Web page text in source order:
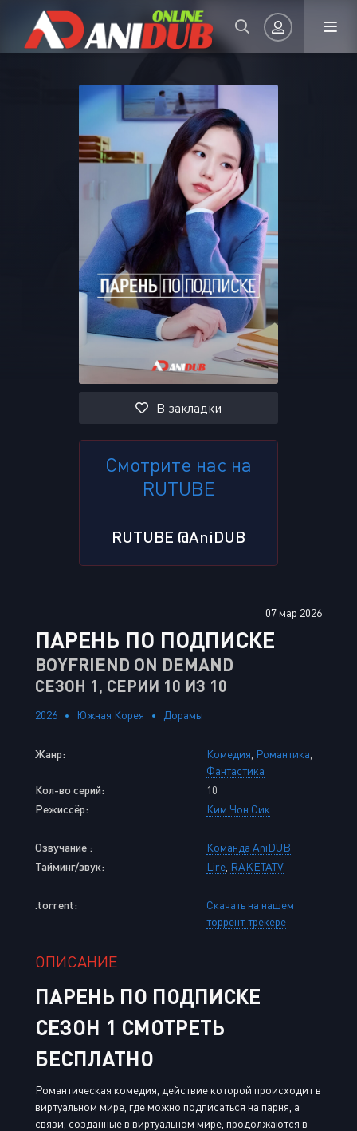
Авторизация
ВОЙТИ НА САЙТ
Регистрация Восстановить пароль
Или войти через
В закладки
Смотрите нас на
RUTUBE
RUTUBE @AniDUB
07 мар 2026
ПАРЕНЬ ПО ПОДПИСКЕ
BOYFRIEND ON DEMAND
СЕЗОН 1, СЕРИИ 10 ИЗ 10
2026 Южная Корея Дорамы
Жанр: Комедия Романтика
Фантастика
Кол-во серий:
10
Режиссёр:
Ким Чон Сик
Озвучание :
Команда AniDUB
Тайминг/звук:
Lire RAKETATV
.torrent:
Скачать на нашем
торрент-трекере
ОПИСАНИЕ
ПАРЕНЬ ПО ПОДПИСКЕ
СЕЗОН 1 СМОТРЕТЬ
БЕСПЛАТНО
Романтическая комедия, действие которой происходит в
виртуальном мире, где можно подписаться на парня, а
связи, созданные в виртуальном мире, продолжаются в